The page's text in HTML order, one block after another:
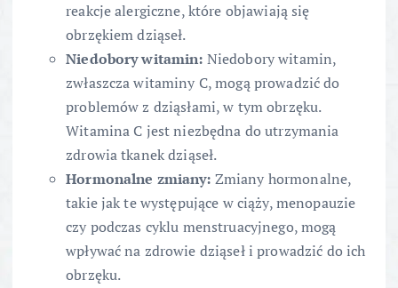
reakcje alergiczne, które objawiają się
obrzękiem dziąseł.
Niedobory witamin: Niedobory witamin,
zwłaszcza witaminy C, mogą prowadzić do
problemów z dziąsłami, w tym obrzęku.
Witamina C jest niezbędna do utrzymania
zdrowia tkanek dziąseł.
Hormonalne zmiany: Zmiany hormonalne,
takie jak te występujące w ciąży, menopauzie
czy podczas cyklu menstruacyjnego, mogą
wpływać na zdrowie dziąseł i prowadzić do ich
obrzęku.